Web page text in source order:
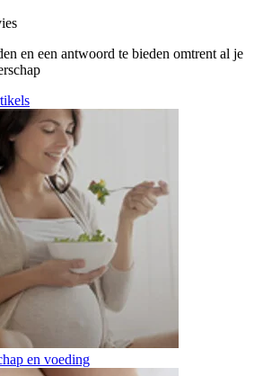
en een antwoord te bieden omtrent al je
en voeding